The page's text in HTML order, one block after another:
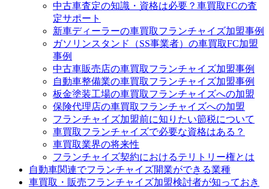
中古車査定の知識・資格は必要？車買取FCの査
定サポート
新車ディーラーの車買取フランチャイズ加盟事例
ガソリンスタンド（SS事業者）の車買取FC加盟
事例
中古車販売店の車買取フランチャイズ加盟事例
自動車整備業の車買取フランチャイズ加盟事例
板金塗装工場の車買取フランチャイズへの加盟
保険代理店の車買取フランチャイズへの加盟
フランチャイズ加盟前に知りたい節税について
車買取フランチャイズで必要な資格はある？
車買取業界の将来性
フランチャイズ契約におけるテリトリー権とは
自動車関連でフランチャイズ開業ができる業種
車買取・販売フランチャイズ加盟検討者が知っておき